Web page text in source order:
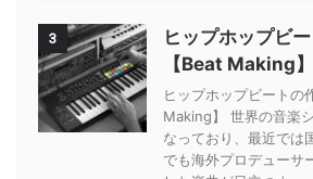
3
ヒップホップビ
【Beat Making】
ヒップホップビートの
Making】 世界の音楽
なっており、最近では
でも海外プロデューサ